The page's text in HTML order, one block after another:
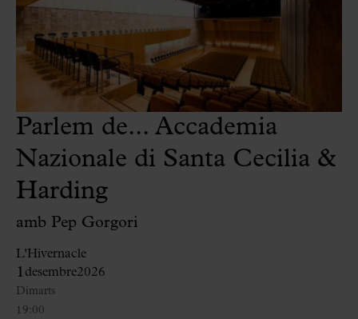
Parlem de... Accademia
Nazionale di Santa Cecilia &
Harding
amb Pep Gorgori
L'Hivernacle
1 desembre2026
19:00
Dimarts